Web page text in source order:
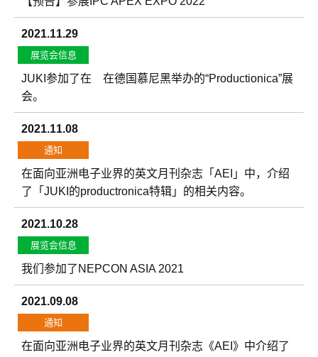
2021.11.29
展览会信息
JUKI参加了在 在德国慕尼黑举办的“Productionica”展
会。
2021.11.08
通知
在面向亚洲电子业界的英文月刊杂志「AEI」中，介绍
了「JUKI的productronica特辑」的相关内容。
2021.10.28
展览会信息
我们参加了NEPCON ASIA 2021
2021.09.08
通知
在面向亚洲电子业界的英文月刊杂志《AEI》中介绍了